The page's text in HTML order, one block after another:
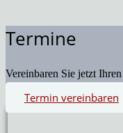
Termine
Vereinbaren Sie jetzt
Termin vereinbaren